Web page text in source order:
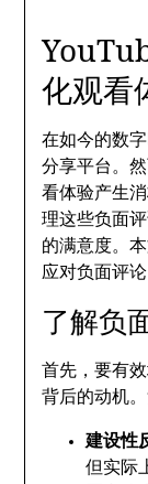
化观看
在如今的数
分享平台。
看体验产生
理这些负面
的满意度。
应对负面评
了解负
首先，要有
背后的动机
建设性
但实际